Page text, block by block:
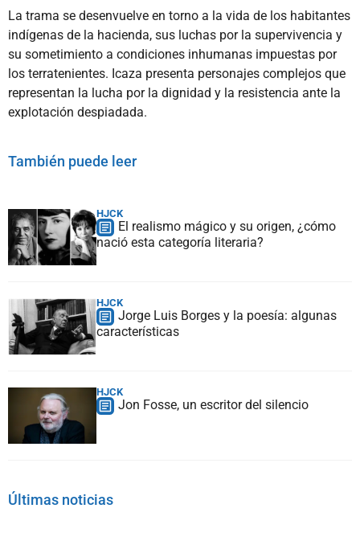
La trama se desenvuelve en torno a la vida de los habitantes
indígenas de la hacienda, sus luchas por la supervivencia y
su sometimiento a condiciones inhumanas impuestas por
los terratenientes. Icaza presenta personajes complejos que
representan la lucha por la dignidad y la resistencia ante la
explotación despiadada.
También puede leer
HJCK
El realismo mágico y su origen, ¿cómo
nació esta categoría literaria?
HJCK
Jorge Luis Borges y la poesía: algunas
características
HJCK
Jon Fosse, un escritor del silencio
Últimas noticias